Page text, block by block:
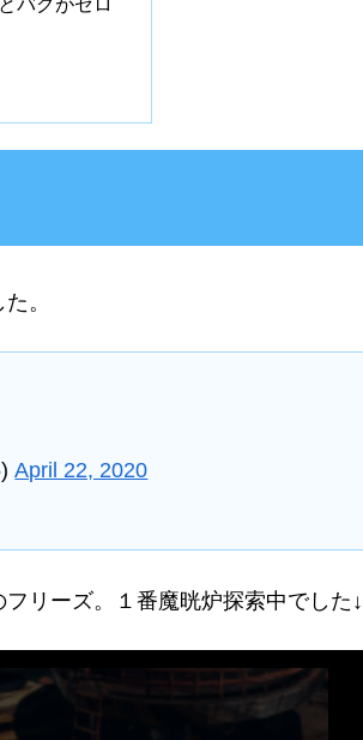
。
April 22, 2020
リーズ。１番魔晄炉探索中でした↓